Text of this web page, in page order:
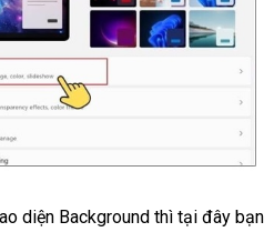
diện Background thì tại đây bạn